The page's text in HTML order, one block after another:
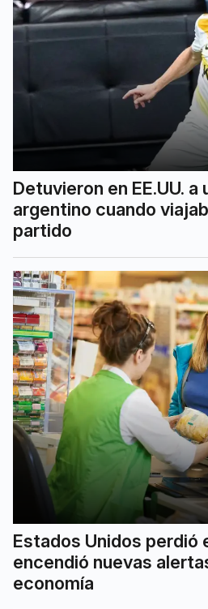
Detuvieron en EE.UU.
argentino cuando
partido
Estados Unidos perdió
encendió nuevas
economía